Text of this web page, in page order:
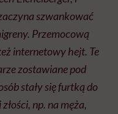
szwankować
Przemocową
internetowy hejt. Te
zostawiane pod
stały się furtką do
np. na męża,